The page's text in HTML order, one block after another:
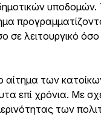
σε λειτουργικό όσο
αίτημα των
επί χρόνια. Με
των